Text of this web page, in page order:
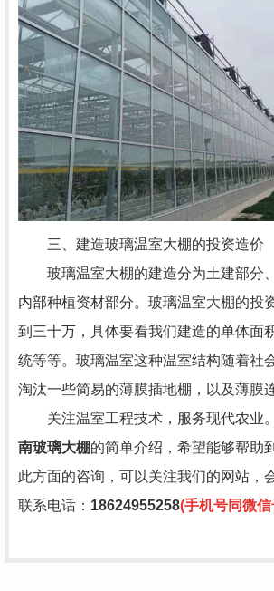
三、建造玻璃温室大棚的投资造价
玻璃温室大棚的建造分为土建部分、
内部种植资材部分。玻璃温室大棚的投
到三十万，具体要看我们建造的单体面
统等等。玻璃温室这种温室结构随着社
淘汰一些简易的薄膜插地棚，以及薄膜
关注温室工程技术，服务现代农业
南玻璃大棚的简单介绍，希望能够帮助
此方面的咨询，可以关注我们的网站，
联系电话： 18624955258(手机号同微信